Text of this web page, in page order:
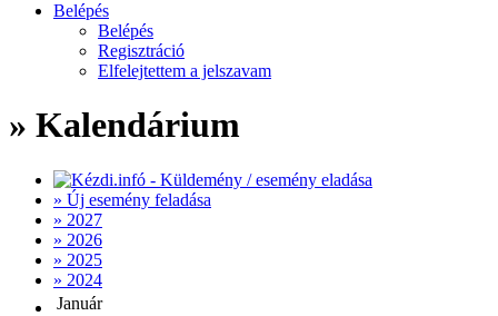
Belépés
Belépés
Regisztráció
Elfelejtettem a jelszavam
» Kalendárium
» Új esemény feladása
» 2027
» 2026
» 2025
» 2024
Január